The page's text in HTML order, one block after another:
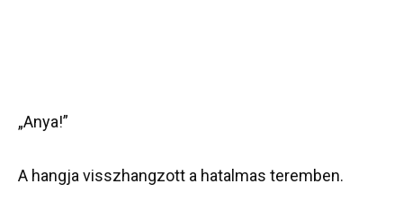
„Anya!”
A hangja visszhangzott a hatalmas teremben.